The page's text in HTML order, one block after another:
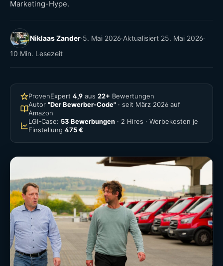
Marketing-Hype.
Niklaas Zander·5. Mai 2026·Aktualisiert 25. Mai 2026·
10 Min. Lesezeit
ProvenExpert 4,9 aus 22+ Bewertungen
Autor "Der Bewerber-Code" · seit März 2026 auf
Amazon
LGI-Case: 53 Bewerbungen · 2 Hires · Werbekosten je
Einstellung 475 €